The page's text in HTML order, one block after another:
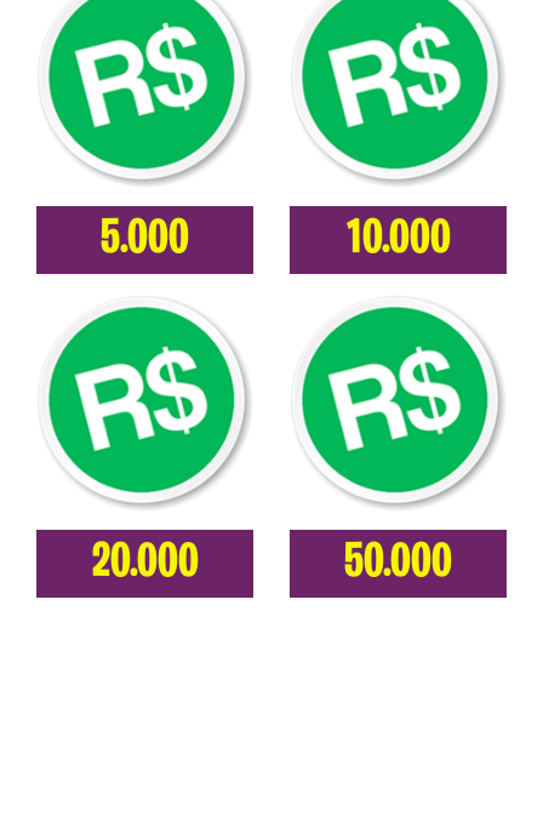
5.000 10.000
20.000 50.000